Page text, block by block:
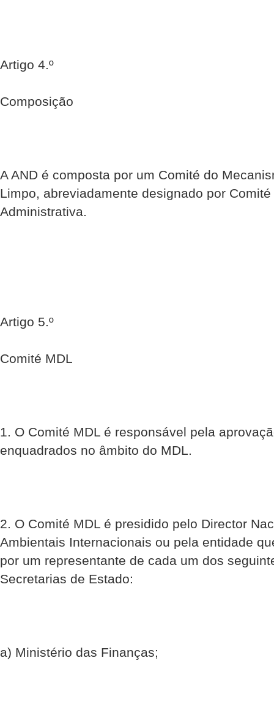
Artigo 4.º
Composição
A AND é composta por um Comité do
Limpo, abreviadamente designado por
Administrativa.
Artigo 5.º
Comité MDL
1. O Comité MDL é responsável pela
enquadrados no âmbito do MDL.
2. O Comité MDL é presidido pelo Director
Ambientais Internacionais ou pela entidade
por um representante de cada um dos
Secretarias de Estado:
a) Ministério das Finanças;